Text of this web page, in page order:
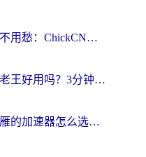
海外党选回国加速器不用愁：ChickCN和洞见哪个好？一篇搞定所有疑问
海外党必看：迅游和老王好用吗？3分钟选对加速国内网络的加速器
海外党必看：类似归雁的加速器怎么选？一篇搞定无缝访问国内资源